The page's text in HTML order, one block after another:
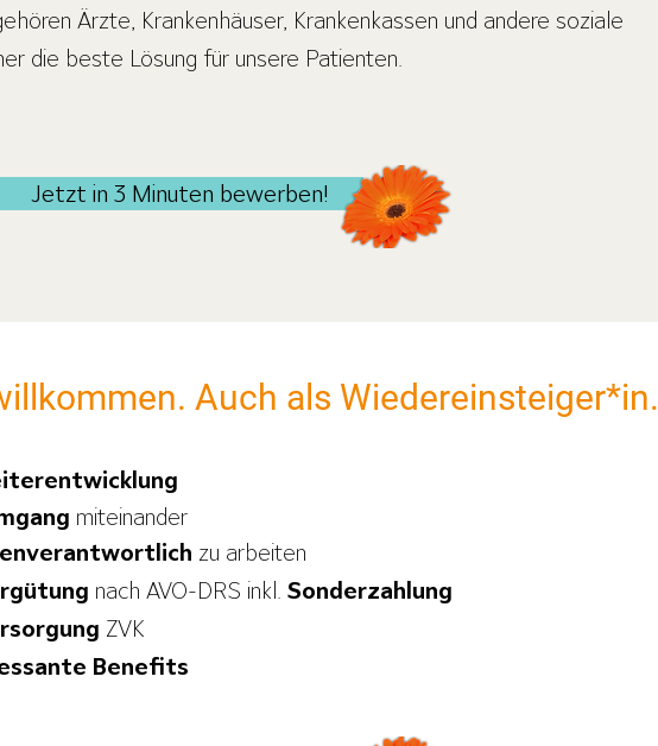
Ärzte, Krankenhäuser, Krankenkassen und andere soziale
die beste Lösung für unsere Patienten.
Jetzt in 3 Minuten bewerben!
Auch als Wiedereinsteiger*in.
miteinander
zu arbeiten
nach AVO-DRS inkl. Sonderzahlung
ZVK
Benefits